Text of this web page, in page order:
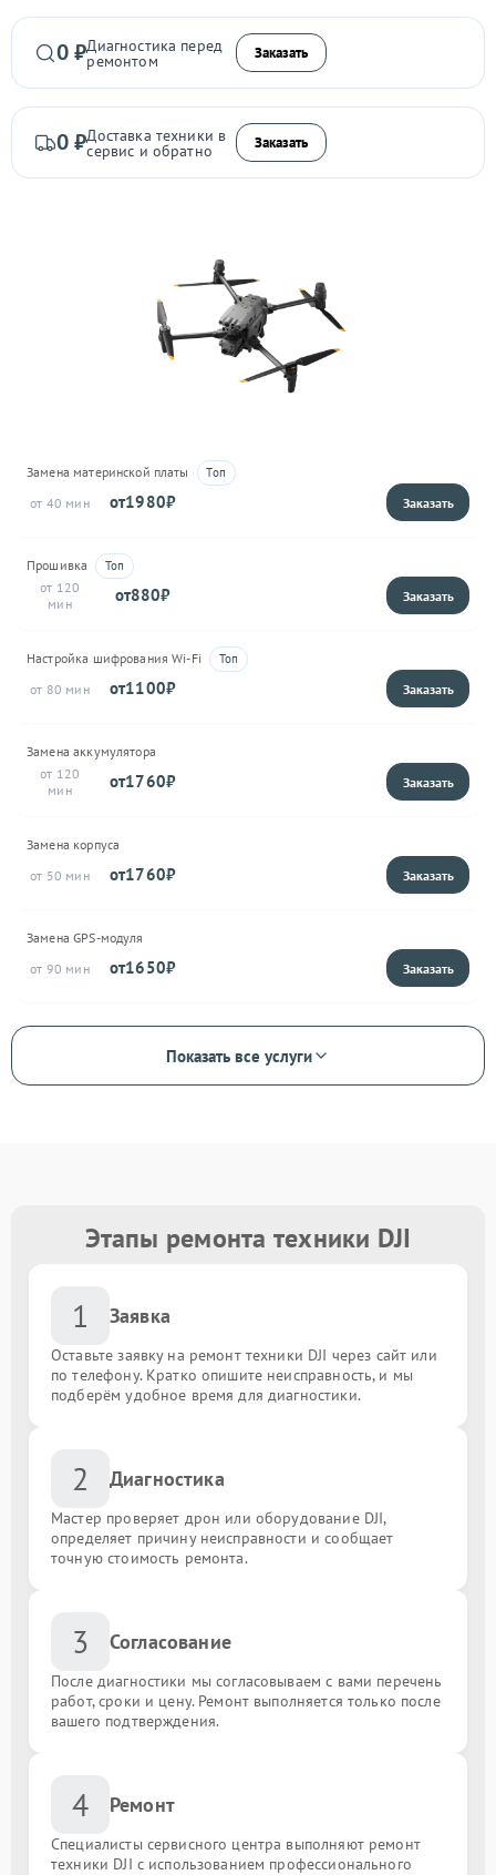
0 ₽Диагностика перед
ремонтом Заказать
0 ₽Доставка техники в
сервис и обратно Заказать
Замена материнской платы
40
1980
Прошивка
120
880
Настройка шифрования Wi-Fi
80
1100
Замена аккумулятора
120
1760
Замена корпуса
50
1760
Замена GPS-модуля
90
1650
Показать все услуги
Этапы ремонта техники DJI
1 Заявка
Оставьте заявку на ремонт техники DJI через сайт или
по телефону. Кратко опишите неисправность, и мы
подберём удобное время для диагностики.
2 Диагностика
Мастер проверяет дрон или оборудование DJI,
определяет причину неисправности и сообщает
точную стоимость ремонта.
3 Согласование
После диагностики мы согласовываем с вами перечень
работ, сроки и цену. Ремонт выполняется только после
вашего подтверждения.
4 Ремонт
Специалисты сервисного центра выполняют ремонт
техники DJI с использованием профессионального